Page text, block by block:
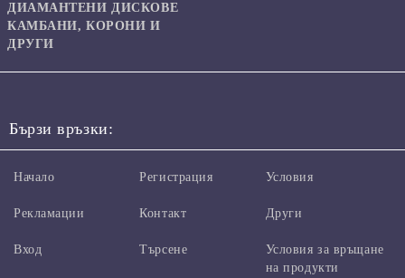
ДИАМАНТЕНИ ДИСКОВЕ
КАМБАНИ, КОРОНИ И
ДРУГИ
Бързи връзки:
Начало
Рекламации
Вход
Регистрация
Контакт
Търсене
Условия
Други
Условия за връщане
на продукти